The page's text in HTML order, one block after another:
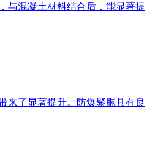
与混凝土材料结合后，能显著提
来了显著提升。防爆聚脲具有良